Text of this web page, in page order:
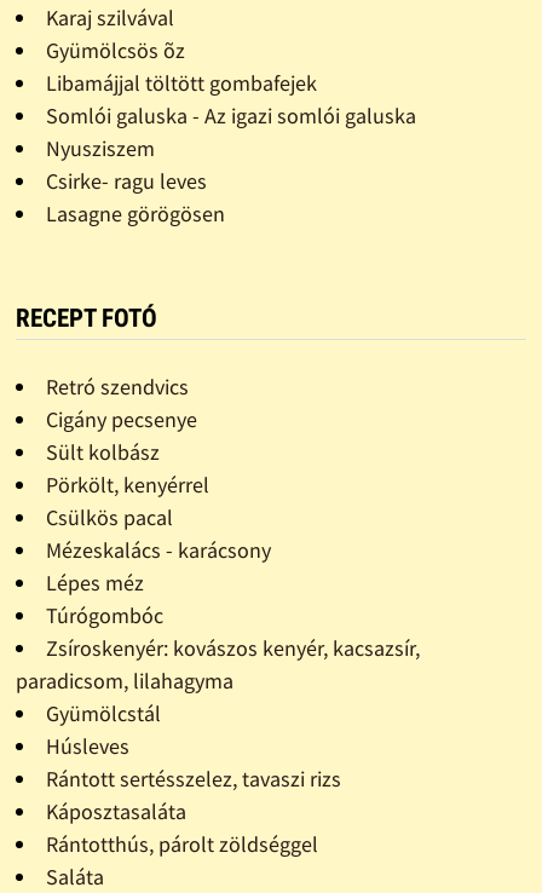
Karaj szilvával
Gyümölcsös õz
Libamájjal töltött gombafejek
Somlói galuska - Az igazi somlói galuska
Nyusziszem
Csirke- ragu leves
Lasagne görögösen
RECEPT FOTÓ
Retró szendvics
Cigány pecsenye
Sült kolbász
Pörkölt, kenyérrel
Csülkös pacal
Mézeskalács - karácsony
Lépes méz
Túrógombóc
Zsíroskenyér: kovászos kenyér, kacsazsír,
paradicsom, lilahagyma
Gyümölcstál
Húsleves
Rántott sertésszelez, tavaszi rizs
Káposztasaláta
Rántotthús, párolt zöldséggel
Saláta